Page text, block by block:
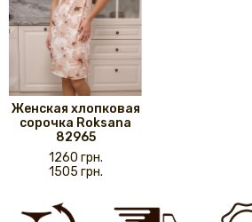
Женская хлопковая
сорочка Roksana
82965
1260 грн.
1505 грн.